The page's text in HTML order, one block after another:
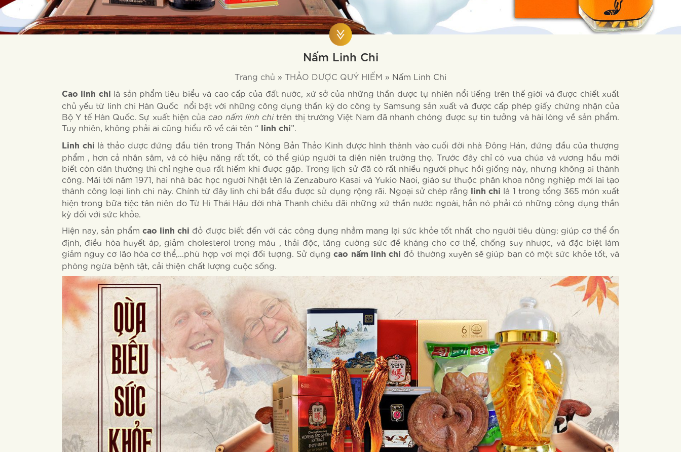
Nấm Linh Chi
Trang chủ » THẢO DƯỢC QUÝ HIẾM » Nấm Linh Chi
Cao linh chi là sản phẩm tiêu biểu và cao cấp của đất nước, xứ sở của những thần dược tự nhiên nổi tiếng trên thế giới và được chiết xuất
chủ yếu từ linh chi Hàn Quốc nổi bật với những công dụng thần kỳ do công ty Samsung sản xuất và được cấp phép giấy chứng nhận của
Bộ Y tế Hàn Quốc. Sự xuất hiện củacao nấm linh chitrên thị trường Việt Nam đã nhanh chóng được sự tin tưởng và hài lòng về sản phẩm.
Tuy nhiên, không phải ai cũng hiểu rõ về cái tên “
linh chi”.
Linh chi là thảo dược đứng đầu tiên trong Thần Nông Bản Thảo Kinh được hình thành vào cuối đời nhà Đông Hán, đứng đầu của thượng
phẩm , hơn cả nhân sâm, và có hiệu năng rất tốt, có thể giúp người ta diên niên trường thọ. Trước đây chỉ có vua chúa và vương hầu mới
biết còn dân thường thì chỉ nghe qua rất hiếm khi được gặp. Trong lịch sử đã có rất nhiều người phục hồi giống này, nhưng không ai thành
công. Mãi tới năm 1971, hai nhà bác học người Nhật tên là Zenzaburo Kasai và Yukio Naoi, giáo sư thuộc phân khoa nông nghiệp mới lai tạo
thành công loại linh chi này. Chính từ đây linh chi bắt đầu được sử dụng rộng rãi. Ngoại sử chép rằng
linh chi là 1 trong tổng 365 món xuất
hiện trong bữa tiệc tân niên do Từ Hi Thái Hậu đời nhà Thanh chiêu đãi những xứ thần nước ngoài, hẳn nó phải có những công dụng thần
kỳ đối với sức khỏe.
Hiện nay, sản phẩmcao linh chi đỏ được biết đến với các công dụng nhằm mang lại sức khỏe tốt nhất cho người tiêu dùng: giúp cơ thể ổn
định, điều hòa huyết áp, giảm cholesterol trong máu , thải độc, tăng cường sức đề kháng cho cơ thể, chống suy nhược, và đặc biệt làm
giảm nguy cơ lão hóa cơ thể,…phù hợp vơi mọi đối tượng. Sử dụngcao nấm linh chi đỏ thường xuyên sẽ giúp bạn có một sức khỏe tốt, và
phòng ngừa bệnh tật, cải thiện chất lượng cuộc sống.